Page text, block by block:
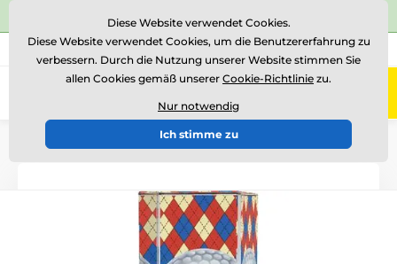
⭐Siehe 504 verifizierte Bewertungen auf
Rufen Sie uns an (Mo-Fr 15-18) +43 676 361 37 22
0
Einführung Glastrophäen Glastrophäen mit Druck
Diese Website verwendet Cookies.
Diese Website verwendet Cookies, um die Benutzererfahrung zu
verbessern. Durch die Nutzung unserer Website stimmen Sie
allen Cookies gemäß unserer Cookie-Richtlinie zu.
Nur notwendig
Ich stimme zu